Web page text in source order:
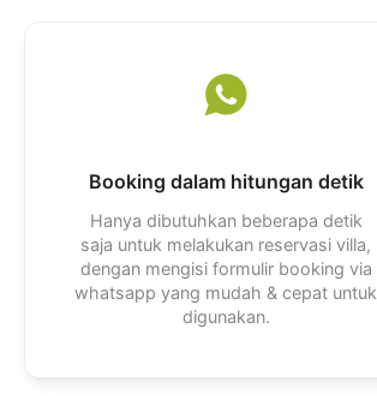
Booking dalam hitungan detik
Hanya dibutuhkan beberapa detik
saja untuk melakukan reservasi villa,
dengan mengisi formulir booking via
whatsapp yang mudah & cepat untuk
digunakan.